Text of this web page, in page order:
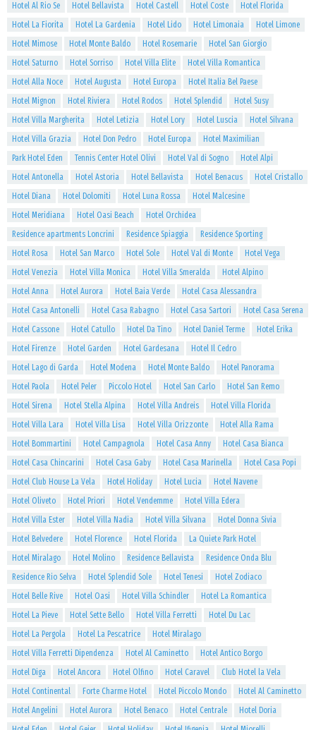
Hotel Al Rio Se
Hotel Bellavista Hotel Castell Hotel Coste
Hotel Florida
Hotel La Fiorita
Hotel La Gardenia Hotel Lido Hotel Limonaia
Hotel Limone
Hotel Mimose
Hotel Monte Baldo Hotel Rosemarie
Hotel San Giorgio
Hotel Saturno
Hotel Sorriso Hotel Villa Elite
Hotel Villa Romantica
Hotel Alla Noce
Hotel Augusta Hotel Europa
Hotel Italia Bel Paese
Hotel Mignon
Hotel Riviera Hotel Rodos Hotel Splendid
Hotel Susy
Hotel Villa Margherita
Hotel Letizia Hotel Lory Hotel Luscia
Hotel Silvana
Hotel Villa Grazia
Hotel Don Pedro Hotel Europa
Hotel Maximilian
Park Hotel Eden
Tennis Center Hotel Olivi Hotel Val di Sogno
Hotel Alpi
Hotel Antonella
Hotel Astoria Hotel Bellavista Hotel Benacus
Hotel Cristallo
Hotel Diana
Hotel Dolomiti Hotel Luna Rossa
Hotel Malcesine
Hotel Meridiana
Hotel Oasi Beach
Hotel Orchidea
Residence apartments Loncrini
Residence Spiaggia
Residence Sporting
Hotel Rosa
Hotel San Marco Hotel Sole Hotel Val di Monte
Hotel Vega
Hotel Venezia
Hotel Villa Monica Hotel Villa Smeralda
Hotel Alpino
Hotel Anna
Hotel Aurora Hotel Baia Verde
Hotel Casa Alessandra
Hotel Casa Antonelli
Hotel Casa Rabagno Hotel Casa Sartori
Hotel Casa Serena
Hotel Cassone
Hotel Catullo Hotel Da Tino Hotel Daniel Terme
Hotel Erika
Hotel Firenze
Hotel Garden Hotel Gardesana
Hotel Il Cedro
Hotel Lago di Garda
Hotel Modena Hotel Monte Baldo
Hotel Panorama
Hotel Paola
Hotel Peler Piccolo Hotel Hotel San Carlo
Hotel San Remo
Hotel Sirena
Hotel Stella Alpina Hotel Villa Andreis
Hotel Villa Florida
Hotel Villa Lara
Hotel Villa Lisa Hotel Villa Orizzonte
Hotel Alla Rama
Hotel Bommartini
Hotel Campagnola Hotel Casa Anny
Hotel Casa Bianca
Hotel Casa Chincarini
Hotel Casa Gaby Hotel Casa Marinella
Hotel Casa Popi
Hotel Club House La Vela
Hotel Holiday Hotel Lucia
Hotel Navene
Hotel Oliveto
Hotel Priori Hotel Vendemme
Hotel Villa Edera
Hotel Villa Ester
Hotel Villa Nadia Hotel Villa Silvana
Hotel Donna Sivia
Hotel Belvedere
Hotel Florence Hotel Florida
La Quiete Park Hotel
Hotel Miralago
Hotel Molino Residence Bellavista
Residence Onda Blu
Residence Rio Selva
Hotel Splendid Sole Hotel Tenesi
Hotel Zodiaco
Hotel Belle Rive
Hotel Oasi Hotel Villa Schindler
Hotel La Romantica
Hotel La Pieve
Hotel Sette Bello Hotel Villa Ferretti
Hotel Du Lac
Hotel La Pergola
Hotel La Pescatrice
Hotel Miralago
Hotel Villa Ferretti Dipendenza
Hotel Al Caminetto
Hotel Antico Borgo
Hotel Diga
Hotel Ancora Hotel Olfino Hotel Caravel
Club Hotel la Vela
Hotel Continental
Forte Charme Hotel Hotel Piccolo Mondo
Hotel Al Caminetto
Hotel Angelini
Hotel Aurora Hotel Benaco Hotel Centrale
Hotel Doria